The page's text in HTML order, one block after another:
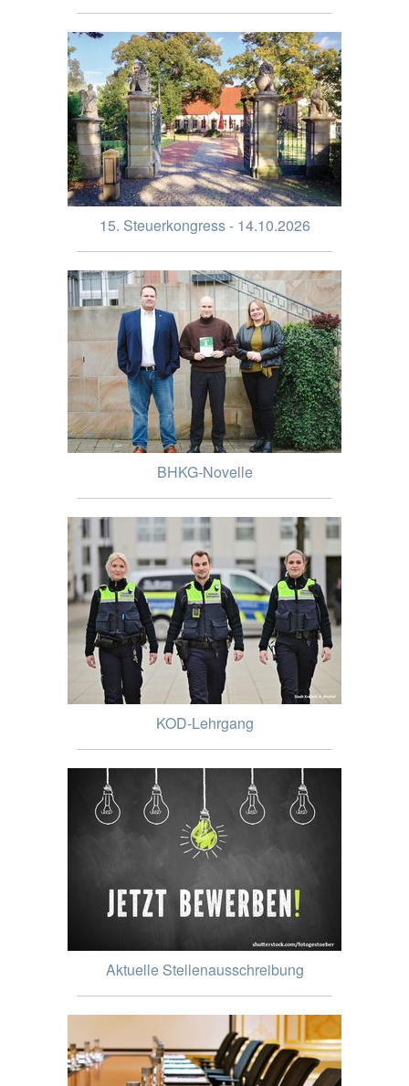
15. Steuerkongress - 14.10.2026
BHKG-Novelle
KOD-Lehrgang
Aktuelle Stellenausschreibung